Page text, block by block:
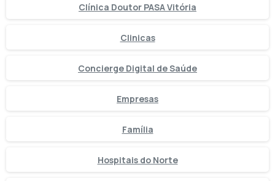
Clínica Doutor PASA Vitória
Clinicas
Concierge Digital de Saúde
Empresas
Família
Hospitais do Norte